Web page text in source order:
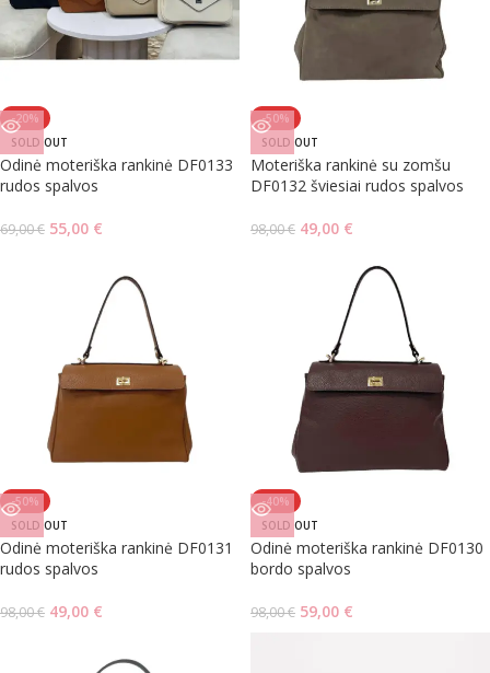
-20%
SOLD OUT
Odinė moteriška rankinė DF0133
rudos spalvos
69,00€ 55,00 €
-50%
SOLD OUT
Moteriška rankinė su zomšu
DF0132 šviesiai rudos spalvos
98,00€ 49,00 €
-50%
SOLD OUT
Odinė moteriška rankinė DF0131
rudos spalvos
98,00€ 49,00 €
-40%
SOLD OUT
Odinė moteriška rankinė DF0130
bordo spalvos
98,00€ 59,00 €